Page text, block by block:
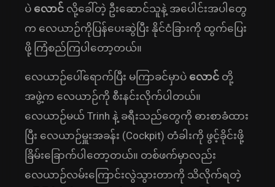
ပဲ လောင် လို့ခေါ်တဲ့ ဦးဆောင်သူနဲ့ အပေါင်းအပါတွေ
က လေယာဉ်ကိုပြန်ပေးဆွဲပြီး နိုင်ငံခြားကို ထွက်ပြေး
ဖို့ ကြံစည်ကြပါတော့တယ်။
လေယာဉ်ပေါ်ရောက်ပြီး မကြာခင်မှာပဲ လောင် တို့
အဖွဲ့က လေယာဉ်ကို စီးနင်းလိုက်ပါတယ်။
လေယာဉ်မယ် Trinh နဲ့ ခရီးသည်တွေကို ဓားစာခံထား
ပြီး လေယာဉ်မှူးအခန်း (Cockpit) တံခါးကို ဖွင့်ခိုင်းဖို့
ခြိမ်းခြောက်ပါတော့တယ်။ တစ်ဖက်မှာလည်း
လေယာဉ်လမ်းကြောင်းလွဲသွားတာကို သိလိုက်ရတဲ့